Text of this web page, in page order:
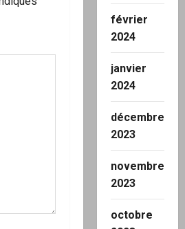
février
2024
janvier
2024
décembre
2023
novembre
2023
octobre